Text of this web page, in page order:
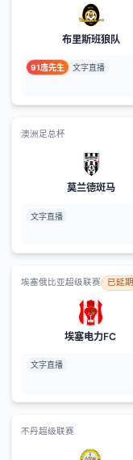
布里斯班狼队
91唐先生 文字直播
澳洲足总杯
莫兰德斑马
文字直播
埃塞俄比亚超级联赛 已延期
埃塞电力FC
文字直播
不丹超级联赛